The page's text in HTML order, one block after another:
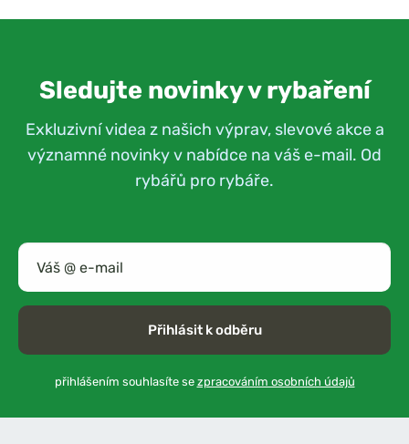
Sledujte novinky v rybaření
Exkluzivní videa z našich výprav, slevové akce a
významné novinky v nabídce na váš e-mail. Od
rybářů pro rybáře.
Přihlásit k odběru
přihlášením souhlasíte se zpracováním osobních údajů